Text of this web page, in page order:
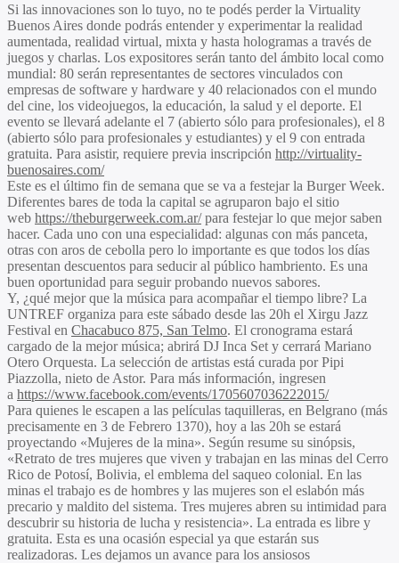
Si las innovaciones son lo tuyo, no te podés perder la Virtuality
Buenos Aires donde podrás entender y experimentar la realidad
aumentada, realidad virtual, mixta y hasta hologramas a través de
juegos y charlas. Los expositores serán tanto del ámbito local como
mundial: 80 serán representantes de sectores vinculados con
empresas de software y hardware y 40 relacionados con el mundo
del cine, los videojuegos, la educación, la salud y el deporte. El
evento se llevará adelante el 7 (abierto sólo para profesionales), el 8
(abierto sólo para profesionales y estudiantes) y el 9 con entrada
gratuita. Para asistir, requiere previa inscripción http://virtuality-
buenosaires.com/
Este es el último fin de semana que se va a festejar la Burger Week.
Diferentes bares de toda la capital se agruparon bajo el sitio
web https://theburgerweek.com.ar/para festejar lo que mejor saben
hacer. Cada uno con una especialidad: algunas con más panceta,
otras con aros de cebolla pero lo importante es que todos los días
presentan descuentos para seducir al público hambriento. Es una
buen oportunidad para seguir probando nuevos sabores.
Y, ¿qué mejor que la música para acompañar el tiempo libre? La
UNTREF organiza para este sábado desde las 20h el Xirgu Jazz
Festival en Chacabuco 875, San Telmo. El cronograma estará
cargado de la mejor música; abrirá DJ Inca Set y cerrará Mariano
Otero Orquesta. La selección de artistas está curada por Pipi
Piazzolla, nieto de Astor. Para más información, ingresen
a https://www.facebook.com/events/1705607036222015/
Para quienes le escapen a las películas taquilleras, en Belgrano (más
precisamente en 3 de Febrero 1370), hoy a las 20h se estará
proyectando «Mujeres de la mina». Según resume su sinópsis,
«Retrato de tres mujeres que viven y trabajan en las minas del Cerro
Rico de Potosí, Bolivia, el emblema del saqueo colonial. En las
minas el trabajo es de hombres y las mujeres son el eslabón más
precario y maldito del sistema. Tres mujeres abren su intimidad para
descubrir su historia de lucha y resistencia». La entrada es libre y
gratuita. Esta es una ocasión especial ya que estarán sus
realizadoras. Les dejamos un avance para los ansiosos